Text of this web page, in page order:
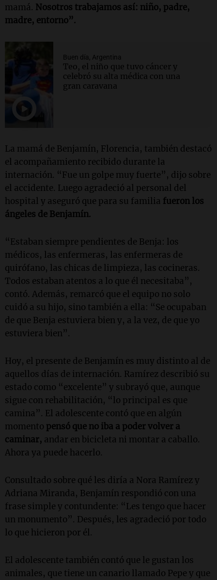
mamá. Nosotros trabajamos así: niño, padre,
madre, entorno”.
Buen día, Argentina
Teo, el niño que tuvo cáncer y
celebró su alta médica con una
gran caravana
La mamá de Benjamín, Florencia, también destacó
el acompañamiento recibido durante la
internación. “Fue un golpe muy fuerte”, dijo sobre
el accidente. Luego agradeció al personal del
hospital y aseguró que para su familia fueron los
ángeles de Benjamín.
“Estaban siempre pendientes de Benja: los
médicos, las enfermeras, las enfermeras de
quirófano, las chicas de limpieza, las cocineras.
Todos estaban atentos a lo que él necesitaba”,
contó. Además, remarcó que el equipo no solo
cuidó a su hijo, sino también a ella: “Se ocupaban
de que Benja estuviera bien y, a la vez, de que yo
estuviera bien”.
Hoy, el presente de Benjamín es muy distinto al de
aquellos días de internación. Ramírez describió su
estado como “excelente” y subrayó que, aunque
sigue con rehabilitación, “lo principal es que
camina”. El adolescente contó que en algún
momento pensó que no iba a poder volver a
caminar, andar en bicicleta ni montar a caballo.
Ahora ya puede hacerlo.
Consultado sobre qué les diría a Nora Ramírez y
Adriana Miranda, Benjamín respondió con una
frase simple y contundente: “Les tengo que hacer
un monumento”. Después, les agradeció por todo
lo que hicieron por él.
El adolescente también contó que le gustan los
animales, que tiene un canario llamado Pepe y que